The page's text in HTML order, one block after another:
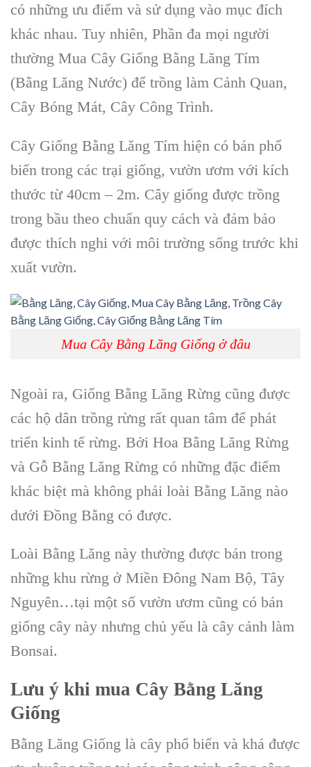
có những ưu điểm và sử dụng vào mục đích
khác nhau. Tuy nhiên, Phần đa mọi người
thường Mua Cây Giống Bằng Lăng Tím
(Bằng Lăng Nước) để trồng làm Cảnh Quan,
Cây Bóng Mát, Cây Công Trình.
Cây Giống Bằng Lăng Tím hiện có bán phổ
biến trong các trại giống, vườn ươm với kích
thước từ 40cm – 2m. Cây giống được trồng
trong bầu theo chuẩn quy cách và đảm bảo
được thích nghi với môi trường sống trước khi
xuất vườn.
Mua Cây Bằng Lăng Giống ở đâu
Ngoài ra, Giống Bằng Lăng Rừng cũng được
các hộ dân trồng rừng rất quan tâm để phát
triển kinh tế rừng. Bởi Hoa Bằng Lăng Rừng
và Gỗ Bằng Lăng Rừng có những đặc điểm
khác biệt mà không phải loài Bằng Lăng nào
dưới Đồng Bằng có được.
Loài Bằng Lăng này thường được bán trong
những khu rừng ở Miền Đông Nam Bộ, Tây
Nguyên…tại một số vườn ươm cũng có bán
giống cây này nhưng chủ yếu là cây cảnh làm
Bonsai.
Lưu ý khi mua Cây Bằng Lăng
Giống
Bằng Lăng Giống là cây phổ biến và khá được